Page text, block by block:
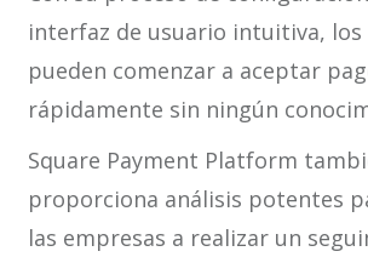
interfaz de usuario intuitiva, los
pueden comenzar a aceptar
rápidamente sin ningún
Square Payment Platform
proporciona análisis potentes
las empresas a realizar un